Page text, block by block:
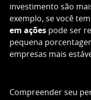
investimento são
exemplo, se você
em ações pode ser
pequena
empresas mais
Compreender seu